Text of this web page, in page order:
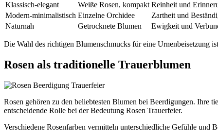
Klassisch-elegant
Weiße Rosen, kompakt Reinheit und
Modern-minimalistisch Einzelne Orchidee
Zartheit und
Naturnah
Getrocknete Blumen Ewigkeit und
Die Wahl des richtigen Blumenschmucks für eine Urnenbeisetzung
Rosen als traditionelle Trauerblumen
Rosen gehören zu den beliebtesten Blumen bei Beerdigungen. Ihre
entscheidende Rolle bei der Bedeutung Rosen Trauerfeier.
Verschiedene Rosenfarben vermitteln unterschiedliche Gefühle und